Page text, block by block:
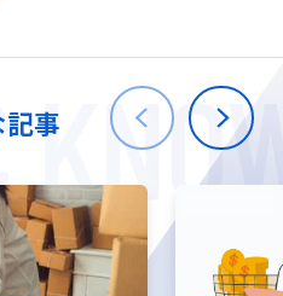
現地
W2
会社情報
TW
記事